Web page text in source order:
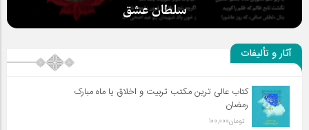
سلطان عشق
آثار و تألیفات
کتاب عالی ترین مکتب تربیت و اخلاق یا ماه مبارک
رمضان
تومان100,000